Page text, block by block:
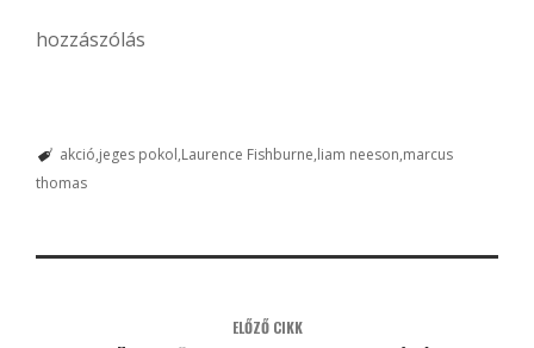
hozzászólás
akció jeges pokol Laurence Fishburne liam neeson marcus
thomas
ELŐZŐ CIKK